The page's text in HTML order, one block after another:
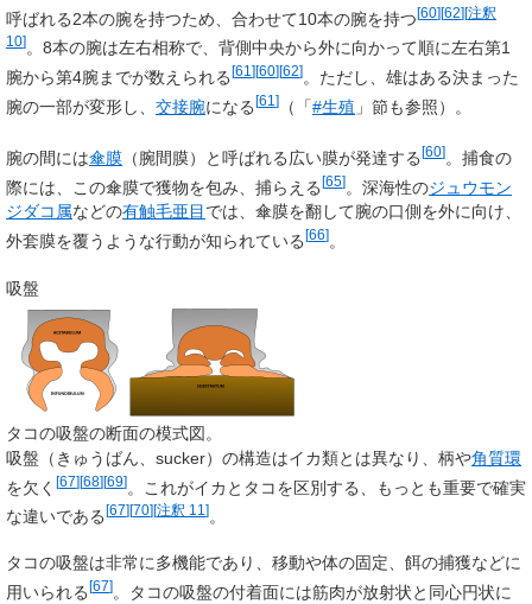
呼ばれる2本の腕を持つため、合わせて10本の腕を持つ[60][62][注釈
10]。8本の腕は左右相称で、背側中央から外に向かって順に左右第1
腕から第4腕までが数えられる[61 ][60][62]。ただし、雄はある決まった
腕の一部が変形し、 交接腕になる[61 ]（「#生殖 」節も参照）。
腕の間には傘膜（腕間膜）と呼ばれる広い膜が発達する[60]。捕食の
際には、この傘膜で獲物を包み、捕らえる[65]。深海性のジュウモン
ジダコ属などの有触毛亜目 では、傘膜を翻して腕の口側を外に向け、
外套膜を覆うような行動が知られている [66]。
吸盤
タコの吸盤の断面の模式図。
吸盤 （きゅうばん、 sucker）の構造はイカ類とは異なり、柄や角質環
を欠く [67][68][69]。これがイカとタコを区別する、もっとも重要で確実
な違いである [67][70][注釈 11 ]。
タコの吸盤は非常に多機能であり、移動や体の固定、餌の捕獲などに
用いられる [67]。タコの吸盤の付着面には筋肉が放射状と同心円状に